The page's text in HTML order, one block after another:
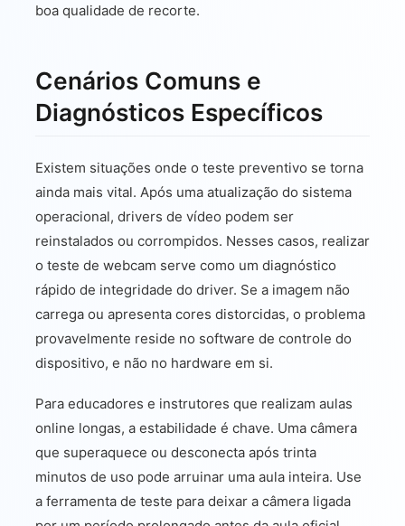
boa qualidade de recorte.
Cenários Comuns e
Diagnósticos Específicos
Existem situações onde o teste preventivo se torna
ainda mais vital. Após uma atualização do sistema
operacional, drivers de vídeo podem ser
reinstalados ou corrompidos. Nesses casos, realizar
o teste de webcam serve como um diagnóstico
rápido de integridade do driver. Se a imagem não
carrega ou apresenta cores distorcidas, o problema
provavelmente reside no software de controle do
dispositivo, e não no hardware em si.
Para educadores e instrutores que realizam aulas
online longas, a estabilidade é chave. Uma câmera
que superaquece ou desconecta após trinta
minutos de uso pode arruinar uma aula inteira. Use
a ferramenta de teste para deixar a câmera ligada